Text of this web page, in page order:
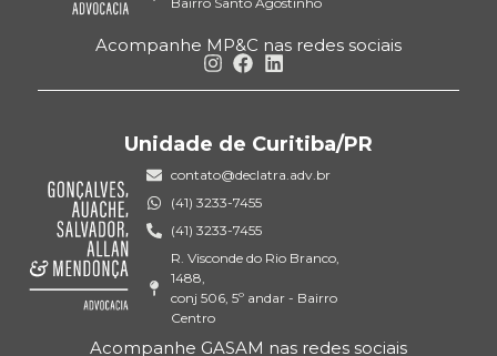
Acompanhe MP&C nas redes sociais
Unidade de Curitiba/PR
contato@declatra.adv.br
(41) 3233-7455
(41) 3233-7455
R. Visconde do Rio Branco,
1488,
conj 506, 5º andar - Bairro
Centro
Acompanhe GASAM nas redes sociais